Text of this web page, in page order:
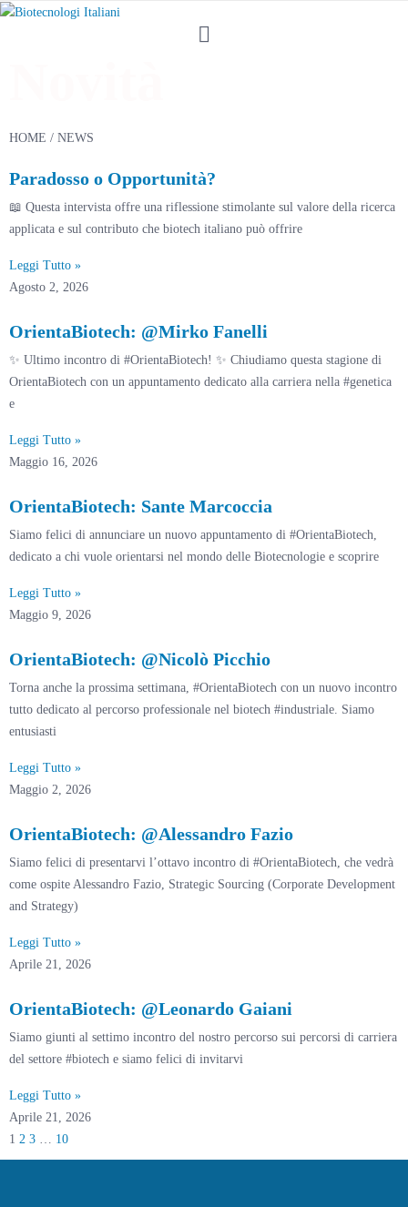
HOME / NEWS
Paradosso o Opportunità?
📖 Questa intervista offre una riflessione stimolante sul valore della ricerca
applicata e sul contributo che biotech italiano può offrire
Leggi Tutto »
Agosto 2, 2026
OrientaBiotech: @Mirko Fanelli
✨ Ultimo incontro di #OrientaBiotech! ✨ Chiudiamo questa stagione di
OrientaBiotech con un appuntamento dedicato alla carriera nella #genetica
e
Leggi Tutto »
Maggio 16, 2026
OrientaBiotech: Sante Marcoccia
Siamo felici di annunciare un nuovo appuntamento di #OrientaBiotech,
dedicato a chi vuole orientarsi nel mondo delle Biotecnologie e scoprire
Leggi Tutto »
Maggio 9, 2026
OrientaBiotech: @Nicolò Picchio
Torna anche la prossima settimana, #OrientaBiotech con un nuovo incontro
tutto dedicato al percorso professionale nel biotech #industriale. Siamo
entusiasti
Leggi Tutto »
Maggio 2, 2026
OrientaBiotech: @Alessandro Fazio
Siamo felici di presentarvi l’ottavo incontro di #OrientaBiotech, che vedrà
come ospite Alessandro Fazio, Strategic Sourcing (Corporate Development
and Strategy)
Leggi Tutto »
Aprile 21, 2026
OrientaBiotech: @Leonardo Gaiani
Siamo giunti al settimo incontro del nostro percorso sui percorsi di carriera
del settore #biotech e siamo felici di invitarvi
Leggi Tutto »
Aprile 21, 2026
1 2 3 10